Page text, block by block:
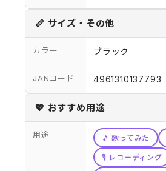
📏 サイズ・その他
カラー ブラック
JANコード 4961310137793
💖 おすすめ用途
用途 🎵 歌ってみた
🎙️ レコーディング